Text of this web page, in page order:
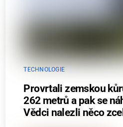
TECHNOLOGIE
Provrtali zemskou
262 metrů a pak se
Vědci nalezli něco